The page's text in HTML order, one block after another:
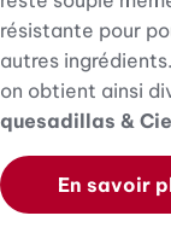
résistante pour
autres
on obtient ainsi
quesadillas &
En savoir